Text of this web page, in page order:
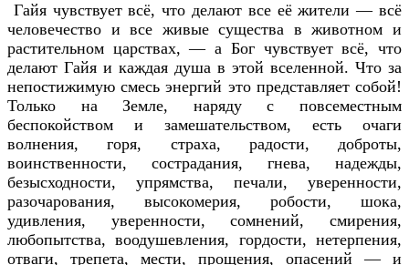
Гайя чувствует всё, что делают все её жители — всё
человечество и все живые существа в животном и
растительном царствах, — а Бог чувствует всё, что
делают Гайя и каждая душа в этой вселенной. Что за
непостижимую смесь энергий это представляет собой!
Только на Земле, наряду с повсеместным
беспокойством и замешательством, есть очаги
волнения, горя, страха, радости, доброты,
воинственности, сострадания, гнева, надежды,
безысходности, упрямства, печали, уверенности,
разочарования, высокомерия, робости, шока,
удивления, уверенности, сомнений, смирения,
любопытства, воодушевления, гордости, нетерпения,
отваги, трепета, мести, прощения, опасений — и